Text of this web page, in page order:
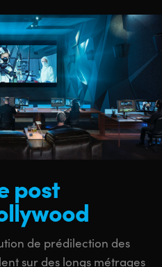
post
de prédilection des
sur des longs métrages